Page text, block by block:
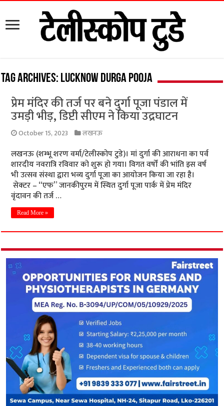
Tag Archives: Lucknow Durga pooja
प्रेम मंदिर की तर्ज पर बने दुर्गा पूजा पंडाल में
उमड़ी भीड़, डिप्टी सीएम ने किया उद्रघाटन
October 15, 2023 लखनऊ
लखनऊ (शम्भू शरण वर्मा/टेलीस्कोप टुडे)। मां दुर्गा की आराधना का पर्व
शारदीय नवरात्रि रविवार को शुरू हो गया। विगत वर्षों की भांति इस वर्ष
भी उत्सव संस्था द्वारा भव्य दुर्गा पूजा का आयोजन किया जा रहा है।
सेक्टर – “एफ” जानकीपुरम में स्थित दुर्गा पूजा पार्क में प्रेम मंदिर
वृंदावन की तर्ज …
Read More »